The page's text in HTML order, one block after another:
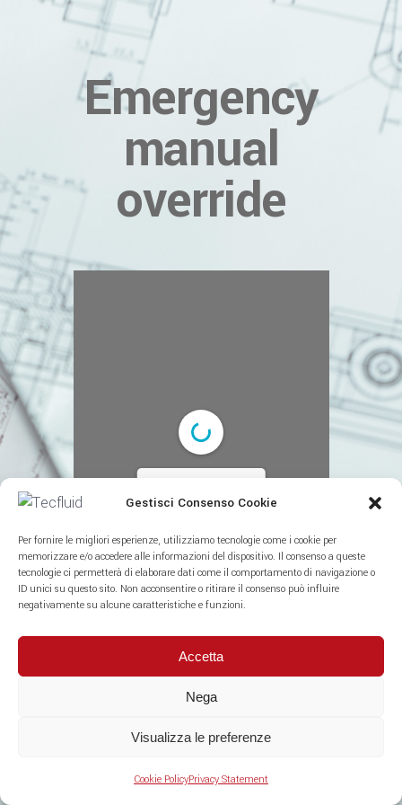
Gestisci Consenso Cookie
Per fornire le migliori esperienze, utilizziamo tecnologie come i cookie per
memorizzare e/o accedere alle informazioni del dispositivo. Il consenso a queste
tecnologie ci permetterà di elaborare dati come il comportamento di navigazione o
ID unici su questo sito. Non acconsentire o ritirare il consenso può influire
negativamente su alcune caratteristiche e funzioni.
Accetta
Nega
Visualizza le preferenze
Cookie PolicyPrivacy Statement
Emergency
manual
override
service..
Valves